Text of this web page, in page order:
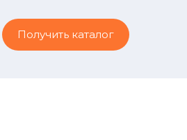
Получить каталог